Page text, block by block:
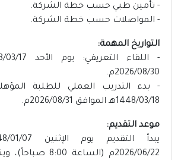
- تأمين طبي حسب خطة الشركة.
- المواصلات حسب خطة الشركة.
التواريخ المهمة:
2026/08/30م.
- بدء التدريب العملي للطلبة
1448/03/18هـ الموافق 2026/08/31م.
موعد التقديم:
2026/06/22م (الساعة